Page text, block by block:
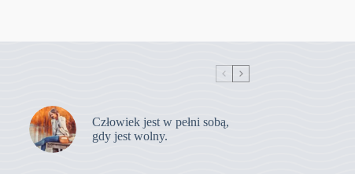
Człowiek jest w pełni sobą,
gdy jest wolny.